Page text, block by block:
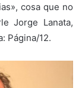
cosa que no
Jorge Lanata,
Página/12.​